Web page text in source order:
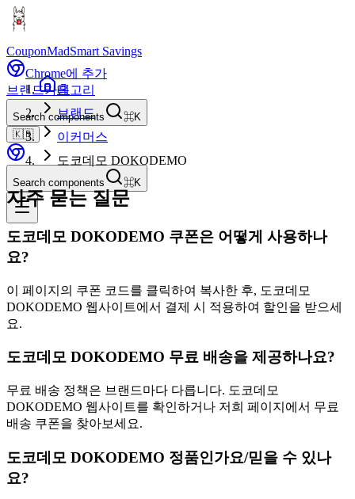
CouponMadSmart Savings
Chrome에 추가
브랜드카테고리
Search components
⌘K
🇰🇷
Search components ⌘K
홈
브랜드
이커머스
도코데모 DOKODEMO
자주 묻는 질문
도코데모 DOKODEMO 쿠폰은 어떻게 사용하나
요?
이 페이지의 쿠폰 코드를 클릭하여 복사한 후, 도코데모
DOKODEMO 웹사이트에서 결제 시 적용하여 할인을 받으세
요.
도코데모 DOKODEMO 무료 배송을 제공하나요?
무료 배송 정책은 브랜드마다 다릅니다. 도코데모
DOKODEMO 웹사이트를 확인하거나 저희 페이지에서 무료
배송 쿠폰을 찾아보세요.
도코데모 DOKODEMO 정품인가요/믿을 수 있나
요?